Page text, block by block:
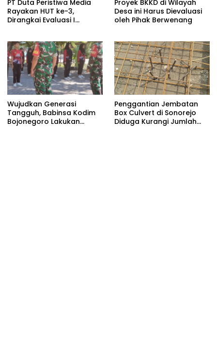
PT Duta Peristiwa Media
Rayakan HUT ke-3,
Dirangkai Evaluasi I
Proyek BKKD di Wilayah
Desa ini Harus Dievaluasi
oleh Pihak Berwenang
Wujudkan Generasi
Tangguh, Babinsa Kodim
Bojonegoro Lakukan
Penggantian Jembatan
Box Culvert di Sonorejo
Diduga Kurangi Jumlah